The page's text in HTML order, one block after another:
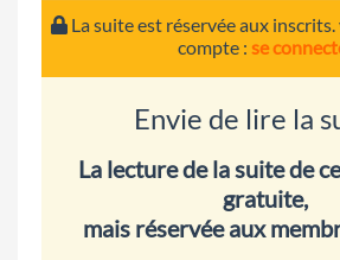
La suite est réservée aux inscrits.
compte : se
Envie de lire la
La lecture de la suite de
gratuite,
mais réservée aux